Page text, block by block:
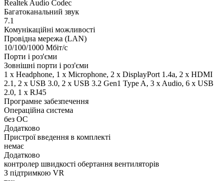
Realtek Audio Codec
Багатоканальний звук
7.1
Комунікаційні можливості
Провідна мережа (LAN)
10/100/1000 Мбіт/с
Порти і роз'єми
Зовнішні порти і роз'єми
1 x Нeadphone, 1 х Microphone, 2 x DisplayPort 1.4a, 2 x HDMI
2.1, 2 x USB 3.0, 2 x USB 3.2 Gen1 Type A, 3 x Audio, 6 x USB
2.0, 1 x RJ45
Програмне забезпечення
Операційна система
без ОС
Додатково
Пристрої введення в комплекті
немає
Додатково
контролер швидкості обертання вентиляторів
З підтримкою VR